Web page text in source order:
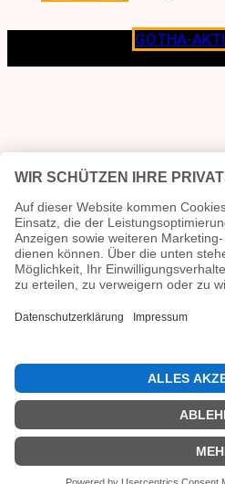
GOTHA-
Lokalen verpflichtet.